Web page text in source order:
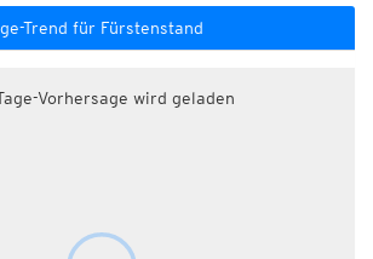
Trend für Fürstenstand
Vorhersage wird geladen